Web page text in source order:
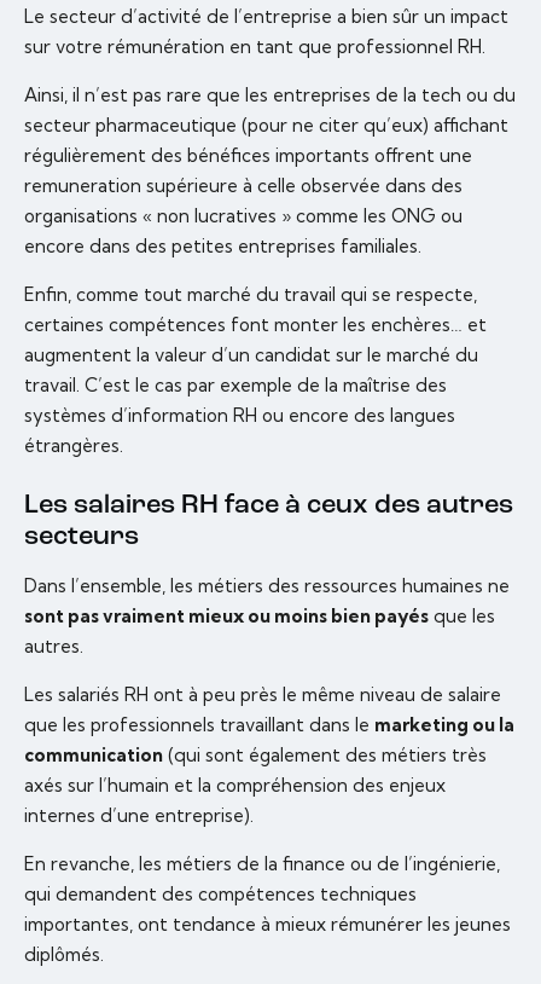
Le secteur d’activité de l’entreprise a bien sûr un impact
sur votre rémunération en tant que professionnel RH.
Ainsi, il n’est pas rare que les entreprises de la tech ou du
secteur pharmaceutique (pour ne citer qu’eux) affichant
régulièrement des bénéfices importants offrent une
remuneration supérieure à celle observée dans des
organisations « non lucratives » comme les ONG ou
encore dans des petites entreprises familiales.
Enfin, comme tout marché du travail qui se respecte,
certaines compétences font monter les enchères… et
augmentent la valeur d’un candidat sur le marché du
travail. C’est le cas par exemple de la maîtrise des
systèmes d’information RH ou encore des langues
étrangères.
Les salaires RH face à ceux des autres
secteurs
Dans l’ensemble, les métiers des ressources humaines ne
sont pas vraiment mieux ou moins bien payés que les
autres.
Les salariés RH ont à peu près le même niveau de salaire
que les professionnels travaillant dans le marketing ou la
communication (qui sont également des métiers très
axés sur l’humain et la compréhension des enjeux
internes d’une entreprise).
En revanche, les métiers de la finance ou de l’ingénierie,
qui demandent des compétences techniques
importantes, ont tendance à mieux rémunérer les jeunes
diplômés.